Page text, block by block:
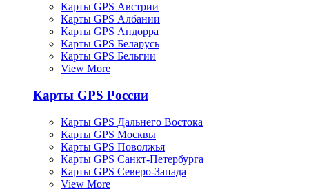
Карты GPS Австрии
Карты GPS Албании
Карты GPS Андорра
Карты GPS Беларусь
Карты GPS Бельгии
View More
Карты GPS России
Карты GPS Дальнего Востока
Карты GPS Москвы
Карты GPS Поволжья
Карты GPS Санкт-Петербурга
Карты GPS Северо-Запада
View More